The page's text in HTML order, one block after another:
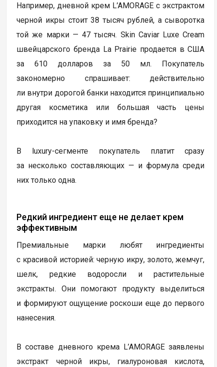
Например, дневной крем L’AMORAGE с экстрактом
черной икры стоит 38 тысяч рублей, а сыворотка
той же марки — 47 тысяч. Skin Caviar Luxe Cream
швейцарского бренда La Prairie продается в США
за 610 долларов за 50 мл. Покупатель
закономерно спрашивает: действительно
ли внутри дорогой банки находится принципиально
другая косметика или большая часть цены
приходится на упаковку и имя бренда?
В luxury-сегменте покупатель платит сразу
за несколько составляющих — и формула среди
них только одна.
Редкий ингредиент еще не делает крем
эффективным
Премиальные марки любят ингредиенты
с красивой историей: черную икру, золото, жемчуг,
шелк, редкие водоросли и растительные
экстракты. Они помогают продукту выделиться
и формируют ощущение роскоши еще до первого
нанесения.
В составе дневного крема L’AMORAGE заявлены
экстракт черной икры, гиалуроновая кислота,